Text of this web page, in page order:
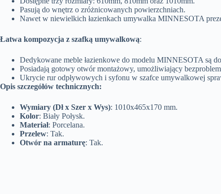
Pasują do wnętrz o zróżnicowanych powierzchniach.
Nawet w niewielkich łazienkach umywalka MINNESOTA
Łatwa kompozycja z szafką umywalkową:
Dedykowane meble łazienkowe do modelu MINNESOTA są
Posiadają gotowy otwór montażowy, umożliwiający
Ukrycie rur odpływowych i syfonu w szafce umywalkowej
Opis szczegółów technicznych:
Wymiary (Dł x Szer x Wys): 1010x465x170 mm.
Kolor: Biały Połysk.
Materiał: Porcelana.
Przelew: Tak.
Otwór na armaturę: Tak.